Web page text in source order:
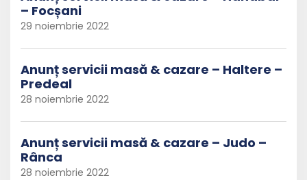
– Focșani
29 noiembrie 2022
Anunț servicii masă & cazare – Haltere –
Predeal
28 noiembrie 2022
Anunț servicii masă & cazare – Judo –
Rânca
28 noiembrie 2022